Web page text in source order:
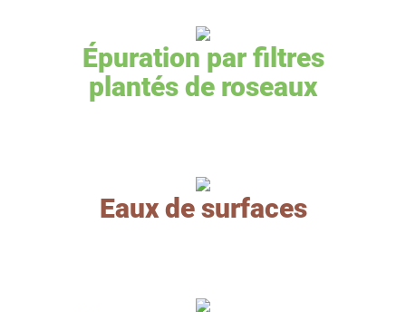
Épuration par filtres
plantés de roseaux
Eaux de surfaces